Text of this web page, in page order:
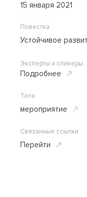
15 января 2021
Повестка
Устойчивое
Эксперты и спикеры
Подробнее
Теги
мероприятие
Связанные ссылки
Перейти